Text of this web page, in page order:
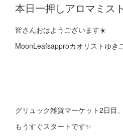
Ameblo
本日一押しアロマミス
皆さんおはようございます☀️
MoonLeafsapproカオリストゆき
グリュック雑貨マーケット2日目、
もうすぐスタートです✨